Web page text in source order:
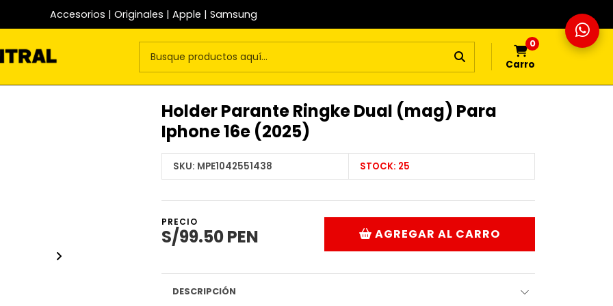
Accesorios | Originales | Apple | Samsung
0
Carro
Holder Parante Ringke Dual (mag) Para
Iphone 16e (2025)
SKU: MPE1042551438 STOCK: 25
PRECIO
S/99.50 PEN AGREGAR AL CARRO
DESCRIPCIÓN